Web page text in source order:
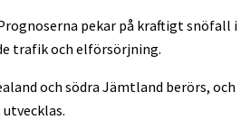
pekar på kraftigt snöfall i
trafik och elförsörjning.
och södra Jämtland berörs, och